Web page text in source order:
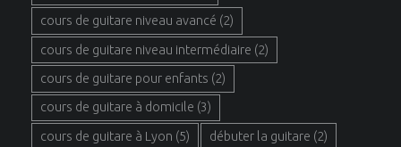
cours de guitare niveau avancé (2)
cours de guitare niveau intermédiaire (2)
cours de guitare pour enfants (2)
cours de guitare à domicile (3)
cours de guitare à Lyon (5) débuter la guitare (2)